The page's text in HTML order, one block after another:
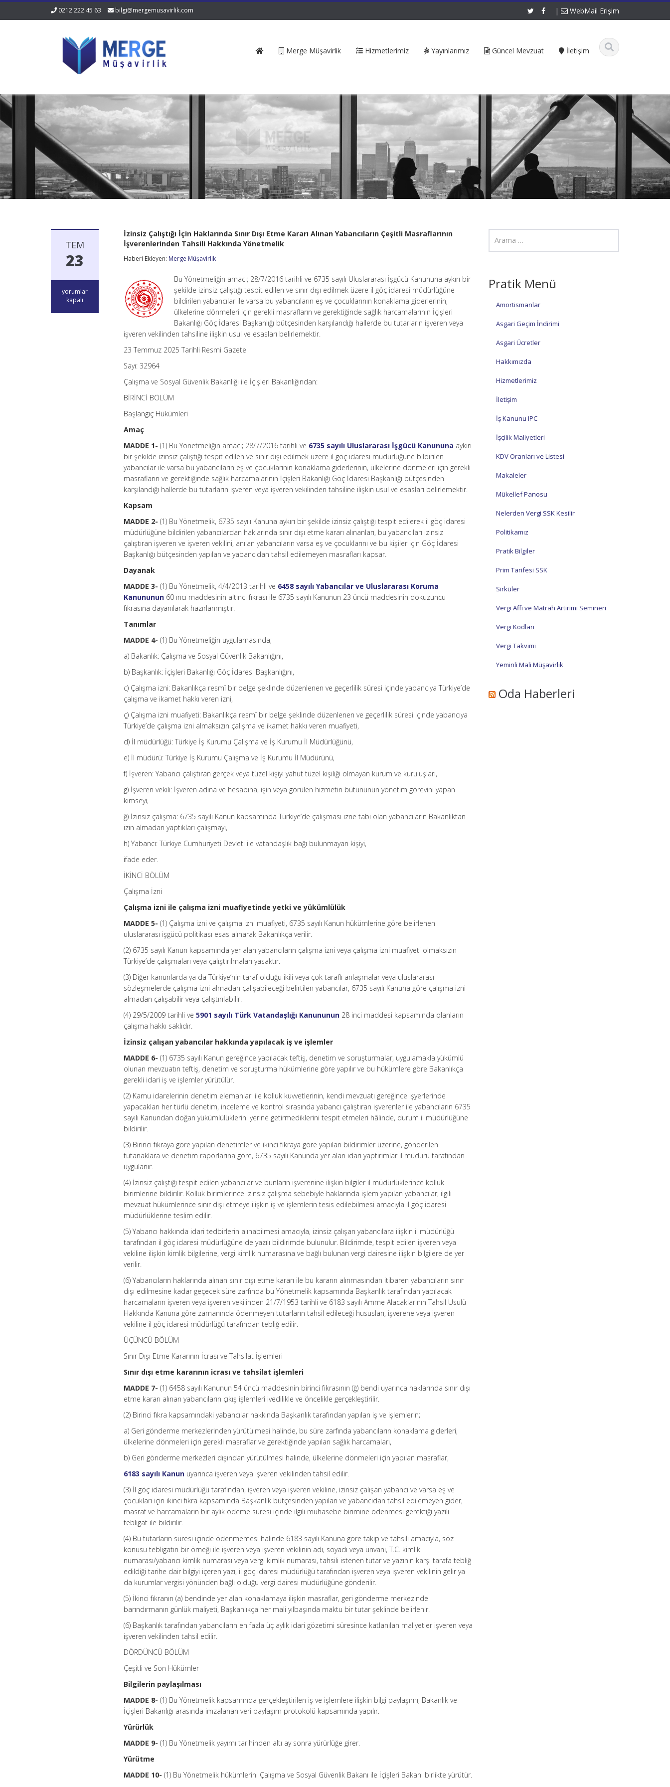
0212 222 45 63 bilgi@mergemusavirlik.com | WebMail Erişim
Merge Müşavirlik Hizmetlerimiz Yayınlarımız Güncel Mevzuat İletişim
TEM
23
İzinsiz
Çalıştığı
yorumlar
kapalı
İzinsiz Çalıştığı İçin Haklarında Sınır Dışı Etme Kararı Alınan Yabancıların Çeşitli Masraflarının
İşverenlerinden Tahsili Hakkında Yönetmelik
Haberi Ekleyen: Merge Müşavirlik
Bu Yönetmeliğin amacı; 28/7/2016 tarihli ve 6735 sayılı Uluslararası İşgücü Kanununa aykırı bir
şekilde izinsiz çalıştığı tespit edilen ve sınır dışı edilmek üzere il göç idaresi müdürlüğüne
bildirilen yabancılar ile varsa bu yabancıların eş ve çocuklarının konaklama giderlerinin,
ülkelerine dönmeleri için gerekli masrafların ve gerektiğinde sağlık harcamalarının İçişleri
Bakanlığı Göç İdaresi Başkanlığı bütçesinden karşılandığı hallerde bu tutarların işveren veya
işveren vekilinden tahsiline ilişkin usul ve esasları belirlemektir.
23 Temmuz 2025 Tarihli Resmi Gazete
Sayı: 32964
Çalışma ve Sosyal Güvenlik Bakanlığı ile İçişleri Bakanlığından:
BİRİNCİ BÖLÜM
Başlangıç Hükümleri
Amaç
MADDE 1- (1) Bu Yönetmeliğin amacı; 28/7/2016 tarihli ve 6735 sayılı Uluslararası İşgücü Kanununa aykırı
bir şekilde izinsiz çalıştığı tespit edilen ve sınır dışı edilmek üzere il göç idaresi müdürlüğüne bildirilen
yabancılar ile varsa bu yabancıların eş ve çocuklarının konaklama giderlerinin, ülkelerine dönmeleri için gerekli
masrafların ve gerektiğinde sağlık harcamalarının İçişleri Bakanlığı Göç İdaresi Başkanlığı bütçesinden
karşılandığı hallerde bu tutarların işveren veya işveren vekilinden tahsiline ilişkin usul ve esasları belirlemektir.
Kapsam
MADDE 2- (1) Bu Yönetmelik, 6735 sayılı Kanuna aykırı bir şekilde izinsiz çalıştığı tespit edilerek il göç idaresi
müdürlüğüne bildirilen yabancılardan haklarında sınır dışı etme kararı alınanları, bu yabancıları izinsiz
çalıştıran işveren ve işveren vekilini, anılan yabancıların varsa eş ve çocuklarını ve bu kişiler için Göç İdaresi
Başkanlığı bütçesinden yapılan ve yabancıdan tahsil edilemeyen masrafları kapsar.
Dayanak
MADDE 3- (1) Bu Yönetmelik, 4/4/2013 tarihli ve 6458 sayılı Yabancılar ve Uluslararası Koruma
Kanununun 60 ıncı maddesinin altıncı fıkrası ile 6735 sayılı Kanunun 23 üncü maddesinin dokuzuncu
fıkrasına dayanılarak hazırlanmıştır.
Tanımlar
MADDE 4- (1) Bu Yönetmeliğin uygulamasında;
a) Bakanlık: Çalışma ve Sosyal Güvenlik Bakanlığını,
b) Başkanlık: İçişleri Bakanlığı Göç İdaresi Başkanlığını,
c) Çalışma izni: Bakanlıkça resmî bir belge şeklinde düzenlenen ve geçerlilik süresi içinde yabancıya Türkiye’de
çalışma ve ikamet hakkı veren izni,
ç) Çalışma izni muafiyeti: Bakanlıkça resmî bir belge şeklinde düzenlenen ve geçerlilik süresi içinde yabancıya
Türkiye’de çalışma izni almaksızın çalışma ve ikamet hakkı veren muafiyeti,
d) İl müdürlüğü: Türkiye İş Kurumu Çalışma ve İş Kurumu İl Müdürlüğünü,
e) İl müdürü: Türkiye İş Kurumu Çalışma ve İş Kurumu İl Müdürünü,
f) İşveren: Yabancı çalıştıran gerçek veya tüzel kişiyi yahut tüzel kişiliği olmayan kurum ve kuruluşları,
g) İşveren vekili: İşveren adına ve hesabına, işin veya görülen hizmetin bütününün yönetim görevini yapan
kimseyi,
ğ) İzinsiz çalışma: 6735 sayılı Kanun kapsamında Türkiye’de çalışması izne tabi olan yabancıların Bakanlıktan
izin almadan yaptıkları çalışmayı,
h) Yabancı: Türkiye Cumhuriyeti Devleti ile vatandaşlık bağı bulunmayan kişiyi,
ifade eder.
İKİNCİ BÖLÜM
Çalışma İzni
Çalışma izni ile çalışma izni muafiyetinde yetki ve yükümlülük
MADDE 5- (1) Çalışma izni ve çalışma izni muafiyeti, 6735 sayılı Kanun hükümlerine göre belirlenen
uluslararası işgücü politikası esas alınarak Bakanlıkça verilir.
(2) 6735 sayılı Kanun kapsamında yer alan yabancıların çalışma izni veya çalışma izni muafiyeti olmaksızın
Türkiye’de çalışmaları veya çalıştırılmaları yasaktır.
(3) Diğer kanunlarda ya da Türkiye’nin taraf olduğu ikili veya çok taraflı anlaşmalar veya uluslararası
sözleşmelerde çalışma izni almadan çalışabileceği belirtilen yabancılar, 6735 sayılı Kanuna göre çalışma izni
almadan çalışabilir veya çalıştırılabilir.
(4) 29/5/2009 tarihli ve5901 sayılı Türk Vatandaşlığı Kanununun 28 inci maddesi kapsamında olanların
çalışma hakkı saklıdır.
İzinsiz çalışan yabancılar hakkında yapılacak iş ve işlemler
MADDE 6- (1) 6735 sayılı Kanun gereğince yapılacak teftiş, denetim ve soruşturmalar, uygulamakla yükümlü
olunan mevzuatın teftiş, denetim ve soruşturma hükümlerine göre yapılır ve bu hükümlere göre Bakanlıkça
gerekli idari iş ve işlemler yürütülür.
(2) Kamu idarelerinin denetim elemanları ile kolluk kuvvetlerinin, kendi mevzuatı gereğince işyerlerinde
yapacakları her türlü denetim, inceleme ve kontrol sırasında yabancı çalıştıran işverenler ile yabancıların 6735
sayılı Kanundan doğan yükümlülüklerini yerine getirmediklerini tespit etmeleri hâlinde, durum il müdürlüğüne
bildirilir.
(3) Birinci fıkraya göre yapılan denetimler ve ikinci fıkraya göre yapılan bildirimler üzerine, gönderilen
tutanaklara ve denetim raporlarına göre, 6735 sayılı Kanunda yer alan idari yaptırımlar il müdürü tarafından
uygulanır.
(4) İzinsiz çalıştığı tespit edilen yabancılar ve bunların işverenine ilişkin bilgiler il müdürlüklerince kolluk
birimlerine bildirilir. Kolluk birimlerince izinsiz çalışma sebebiyle haklarında işlem yapılan yabancılar, ilgili
mevzuat hükümlerince sınır dışı etmeye ilişkin iş ve işlemlerin tesis edilebilmesi amacıyla il göç idaresi
müdürlüklerine teslim edilir.
(5) Yabancı hakkında idari tedbirlerin alınabilmesi amacıyla, izinsiz çalışan yabancılara ilişkin il müdürlüğü
tarafından il göç idaresi müdürlüğüne de yazılı bildirimde bulunulur. Bildirimde, tespit edilen işveren veya
vekiline ilişkin kimlik bilgilerine, vergi kimlik numarasına ve bağlı bulunan vergi dairesine ilişkin bilgilere de yer
verilir.
(6) Yabancıların haklarında alınan sınır dışı etme kararı ile bu kararın alınmasından itibaren yabancıların sınır
dışı edilmesine kadar geçecek süre zarfında bu Yönetmelik kapsamında Başkanlık tarafından yapılacak
harcamaların işveren veya işveren vekilinden 21/7/1953 tarihli ve 6183 sayılı Amme Alacaklarının Tahsil Usulü
Hakkında Kanuna göre zamanında ödenmeyen tutarların tahsil edileceği hususları, işverene veya işveren
vekiline il göç idaresi müdürlüğü tarafından tebliğ edilir.
ÜÇÜNCÜ BÖLÜM
Sınır Dışı Etme Kararının İcrası ve Tahsilat İşlemleri
Sınır dışı etme kararının icrası ve tahsilat işlemleri
MADDE 7- (1) 6458 sayılı Kanunun 54 üncü maddesinin birinci fıkrasının (ğ) bendi uyarınca haklarında sınır dışı
etme kararı alınan yabancıların çıkış işlemleri ivedilikle ve öncelikle gerçekleştirilir.
(2) Birinci fıkra kapsamındaki yabancılar hakkında Başkanlık tarafından yapılan iş ve işlemlerin;
a) Geri gönderme merkezlerinden yürütülmesi halinde, bu süre zarfında yabancıların konaklama giderleri,
ülkelerine dönmeleri için gerekli masraflar ve gerektiğinde yapılan sağlık harcamaları,
b) Geri gönderme merkezleri dışından yürütülmesi halinde, ülkelerine dönmeleri için yapılan masraflar,
6183 sayılı Kanun uyarınca işveren veya işveren vekilinden tahsil edilir.
(3) İl göç idaresi müdürlüğü tarafından, işveren veya işveren vekiline, izinsiz çalışan yabancı ve varsa eş ve
çocukları için ikinci fıkra kapsamında Başkanlık bütçesinden yapılan ve yabancıdan tahsil edilemeyen gider,
masraf ve harcamaların bir aylık ödeme süresi içinde ilgili muhasebe birimine ödenmesi gerektiği yazılı
tebligat ile bildirilir.
(4) Bu tutarların süresi içinde ödenmemesi halinde 6183 sayılı Kanuna göre takip ve tahsili amacıyla, söz
konusu tebligatın bir örneği ile işveren veya işveren vekilinin adı, soyadı veya ünvanı, T.C. kimlik
numarası/yabancı kimlik numarası veya vergi kimlik numarası, tahsili istenen tutar ve yazının karşı tarafa tebliğ
edildiği tarihe dair bilgiyi içeren yazı, il göç idaresi müdürlüğü tarafından işveren veya işveren vekilinin gelir ya
da kurumlar vergisi yönünden bağlı olduğu vergi dairesi müdürlüğüne gönderilir.
(5) İkinci fıkranın (a) bendinde yer alan konaklamaya ilişkin masraflar, geri gönderme merkezinde
barındırmanın günlük maliyeti, Başkanlıkça her mali yılbaşında maktu bir tutar şeklinde belirlenir.
(6) Başkanlık tarafından yabancıların en fazla üç aylık idari gözetimi süresince katlanılan maliyetler işveren veya
işveren vekilinden tahsil edilir.
DÖRDÜNCÜ BÖLÜM
Çeşitli ve Son Hükümler
Bilgilerin paylaşılması
MADDE 8- (1) Bu Yönetmelik kapsamında gerçekleştirilen iş ve işlemlere ilişkin bilgi paylaşımı, Bakanlık ve
İçişleri Bakanlığı arasında imzalanan veri paylaşım protokolü kapsamında yapılır.
Yürürlük
MADDE 9- (1) Bu Yönetmelik yayımı tarihinden altı ay sonra yürürlüğe girer.
Yürütme
MADDE 10- (1) Bu Yönetmelik hükümlerini Çalışma ve Sosyal Güvenlik Bakanı ile İçişleri Bakanı birlikte yürütür.
Pratik Menü
Amortismanlar
Asgari Geçim İndirimi
Asgari Ücretler
Hakkımızda
Hizmetlerimiz
İletişim
İş Kanunu IPC
İşçilik Maliyetleri
KDV Oranları ve Listesi
Makaleler
Mükellef Panosu
Nelerden Vergi SSK Kesilir
Politikamız
Pratik Bilgiler
Prim Tarifesi SSK
Sirküler
Vergi Affı ve Matrah Artırımı Semineri
Vergi Kodları
Vergi Takvimi
Yeminli Mali Müşavirlik
Oda Haberleri